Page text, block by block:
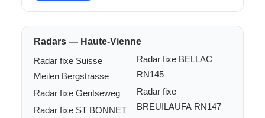
Radars — Haute-Vienne
Radar fixe Suisse
Meilen Bergstrasse
Radar fixe Gentseweg
Radar fixe ST BONNET
Radar fixe BELLAC
RN145
Radar fixe
BREUILAUFA RN147